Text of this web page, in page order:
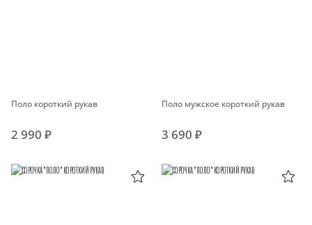
Поло короткий рукав
2 990 ₽
Поло мужское короткий рукав
3 690 ₽